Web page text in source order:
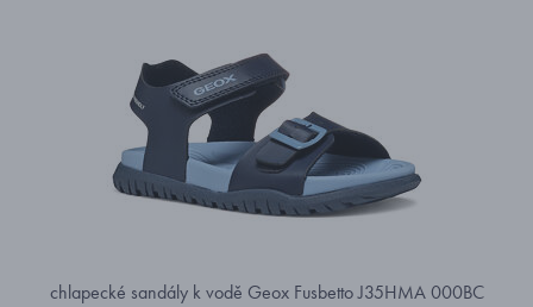
chlapecké sandály k vodě Geox Fusbetto J35HMA 000BC